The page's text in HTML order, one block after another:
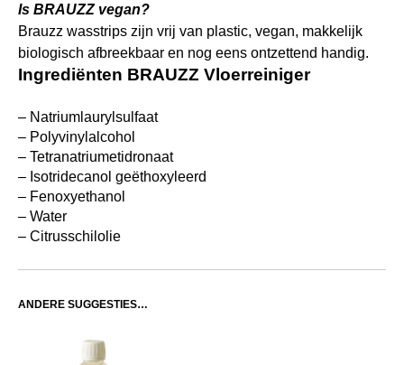
Is BRAUZZ vegan?
Brauzz wasstrips zijn vrij van plastic, vegan, makkelijk
biologisch afbreekbaar en nog eens ontzettend handig.
Ingrediënten BRAUZZ Vloerreiniger
– Natriumlaurylsulfaat
– Polyvinylalcohol
– Tetranatriumetidronaat
– Isotridecanol geëthoxyleerd
– Fenoxyethanol
– Water
– Citrusschilolie
ANDERE SUGGESTIES…